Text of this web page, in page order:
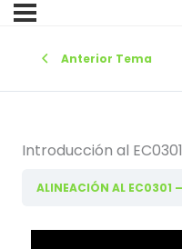
Anterior Tema
Introducción al EC0301